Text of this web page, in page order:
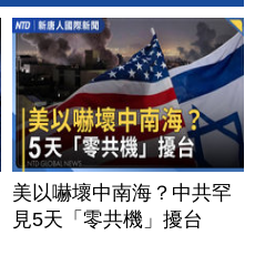
美以嚇壞中南海？中共罕
見5天「零共機」擾台